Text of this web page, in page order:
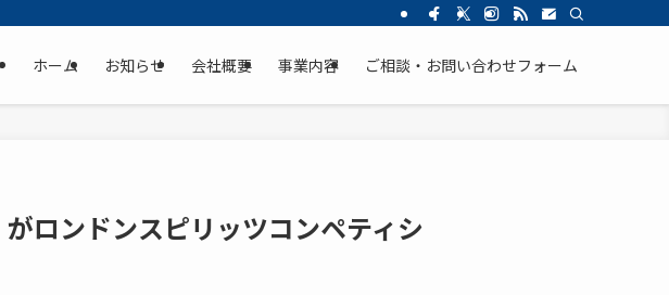
ホーム お知らせ 会社概要 事業内容 ご相談・お問い合わせフォーム
ロンドンスピリッツコンペティシ